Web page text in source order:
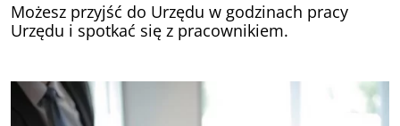
Możesz przyjść do Urzędu w godzinach pracy
Urzędu i spotkać się z pracownikiem.